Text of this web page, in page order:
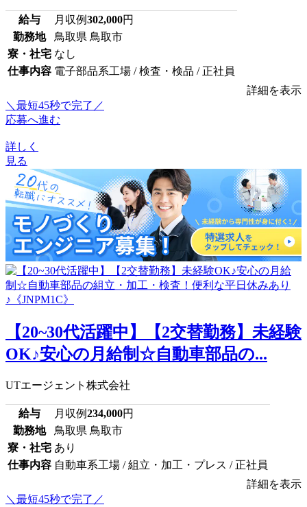
給与 月収例302,000円
勤務地
鳥取県 鳥取市
寮・社宅 なし
仕事内容 電子部品系工場 / 検査・検品 / 正社員
詳細を表示
＼最短45秒で完了／
応募へ進む
詳しく
見る
【20~30代活躍中】【2交替勤務】未経験
OK♪安心の月給制☆自動車部品の...
UTエージェント株式会社
給与 月収例234,000円
勤務地
鳥取県 鳥取市
寮・社宅 あり
仕事内容 自動車系工場 / 組立・加工・プレス / 正社員
詳細を表示
＼最短45秒で完了／